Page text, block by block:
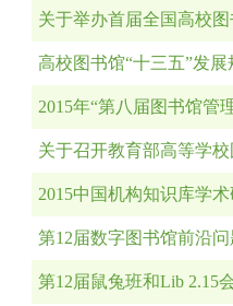
关于举办首届全国高校
高校图书馆“十三五”发
2015年“第八届图书馆管
关于召开教育部高等学
2015中国机构知识库学
第12届数字图书馆前沿
第12届鼠兔班和Lib 2.15